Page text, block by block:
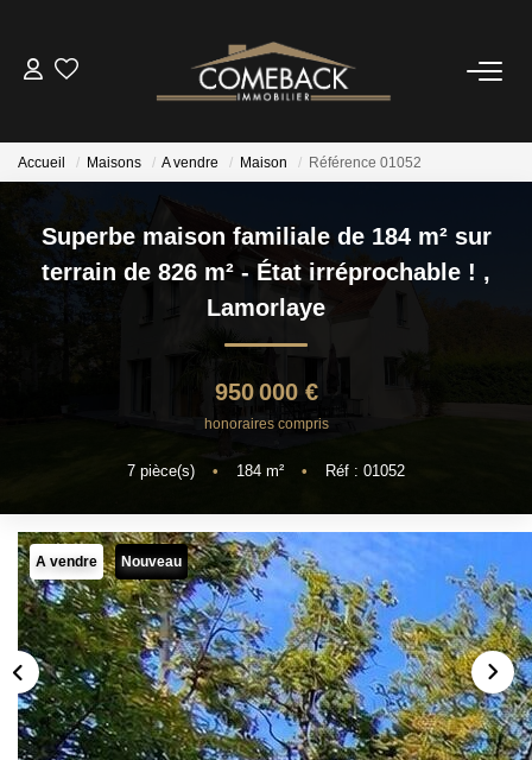
ESTIMER
BIENS VENDUS
CONTACT
Accueil Maisons A vendre Maison Référence 01052
Superbe maison familiale de 184 m² sur
terrain de 826 m² - État irréprochable ! ,
Lamorlaye
950 000 €
honoraires compris
7 pièce(s) • 184 m² • Réf : 01052
A vendre Nouveau